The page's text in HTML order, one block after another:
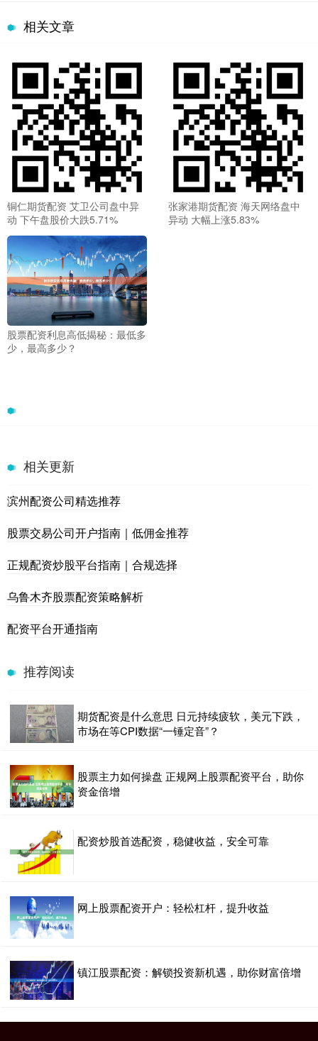
相关文章
铜仁期货配资 艾卫公司盘中异
动 下午盘股价大跌5.71%
张家港期货配资 海天网络盘中
异动 大幅上涨5.83%
股票配资利息高低揭秘：最低多
少，最高多少？
相关更新
滨州配资公司精选推荐
股票交易公司开户指南｜低佣金推荐
正规配资炒股平台指南｜合规选择
乌鲁木齐股票配资策略解析
配资平台开通指南
推荐阅读
期货配资是什么意思 日元持续疲软，美元下跌，
市场在等CPI数据“一锤定音”？
股票主力如何操盘 正规网上股票配资平台，助你
资金倍增
配资炒股首选配资，稳健收益，安全可靠
网上股票配资开户：轻松杠杆，提升收益
镇江股票配资：解锁投资新机遇，助你财富倍增